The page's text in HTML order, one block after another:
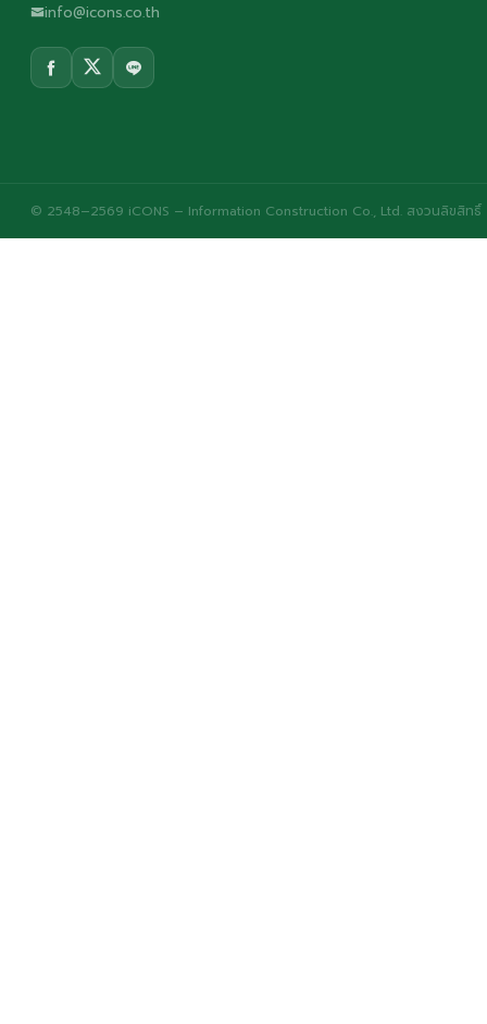
info@icons.co.th
© 2548–2569 iCONS – Information Construction Co., Ltd. สงวนลิขสิทธิ์